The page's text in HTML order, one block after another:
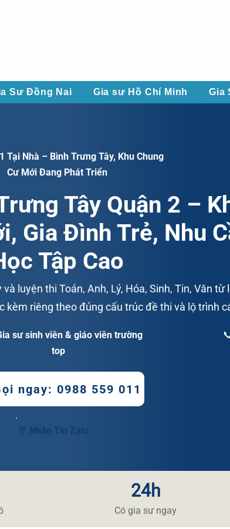
Sư Đồng Nai Gia sư Hồ Chí Minh Gia
Tại Nhà – Bình Trưng Tây, Khu Chung
Cư Mới Đang Phát Triển
Tây Quận 2 –
Gia Đình Trẻ, Nhu
Tập Cao
luyện thi Toán, Anh, Lý, Hóa, Sinh, Tin, Văn từ
kèm riêng theo đúng cấu trúc đề thi và lộ trình
sư sinh viên & giáo viên trường
top
ngay: 0988 559 011
💬 Nhắn Tin Zalo
24h
​Có gia sư ngay